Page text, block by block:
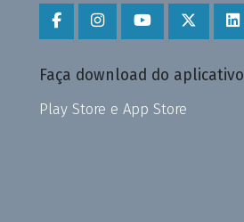
Faça download do aplicativo
Play Store e App Store